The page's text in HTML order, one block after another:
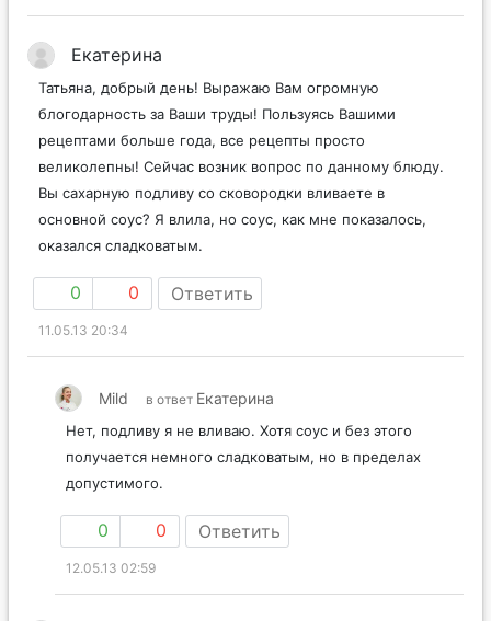
Екатерина
Татьяна, добрый день! Выражаю Вам огромную
блогодарность за Ваши труды! Пользуясь Вашими
рецептами больше года, все рецепты просто
великолепны! Сейчас возник вопрос по данному блюду.
Вы сахарную подливу со сковородки вливаете в
основной соус? Я влила, но соус, как мне показалось,
оказался сладковатым.
0 0 Ответить
11.05.13 20:34
Mild в ответ Екатерина
Нет, подливу я не вливаю. Хотя соус и без этого
получается немного сладковатым, но в пределах
допустимого.
0 0 Ответить
12.05.13 02:59